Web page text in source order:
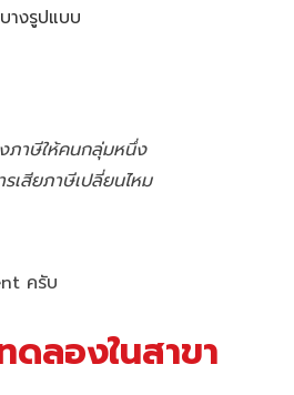
างรูปแบบ
ภาษีให้คนกลุ่มหนึ่ง
เสียภาษีเปลี่ยนไหม
ครับ
ดลองในสาขา